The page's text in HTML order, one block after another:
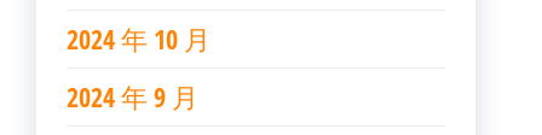
2024 年 10 月
2024 年 9 月